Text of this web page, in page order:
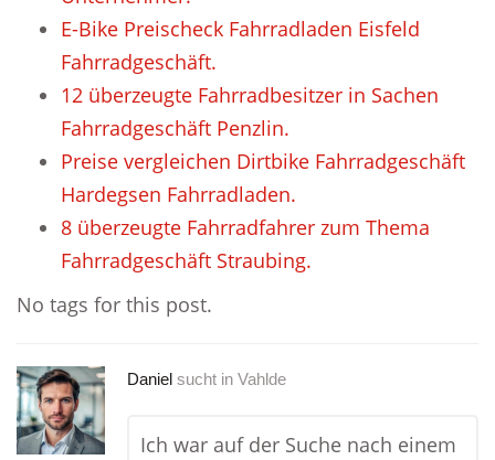
E-Bike Preischeck Fahrradladen Eisfeld
Fahrradgeschäft.
12 überzeugte Fahrradbesitzer in Sachen
Fahrradgeschäft Penzlin.
Preise vergleichen Dirtbike Fahrradgeschäft
Hardegsen Fahrradladen.
8 überzeugte Fahrradfahrer zum Thema
Fahrradgeschäft Straubing.
No tags for this post.
Daniel sucht in Vahlde
Ich war auf der Suche nach einem